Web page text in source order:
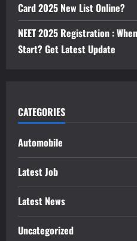
Card 2025 New List Online?
NEET 2025 Registration :
Start? Get Latest Update
CATEGORIES
Automobile
Latest Job
Latest News
Uncategorized